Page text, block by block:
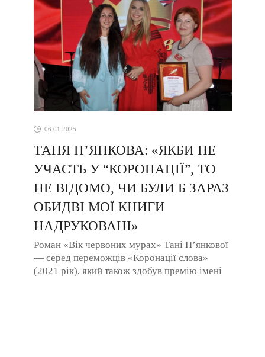
06.01.2025
ТАНЯ П’ЯНКОВА: «ЯКБИ НЕ
УЧАСТЬ У “КОРОНАЦІЇ”, ТО
НЕ ВІДОМО, ЧИ БУЛИ Б ЗАРАЗ
ОБИДВІ МОЇ КНИГИ
НАДРУКОВАНІ»
Роман «Вік червоних мурах» Тані П’янкової
— серед переможців «Коронації слова»
(2021 рік), який також здобув премію імені